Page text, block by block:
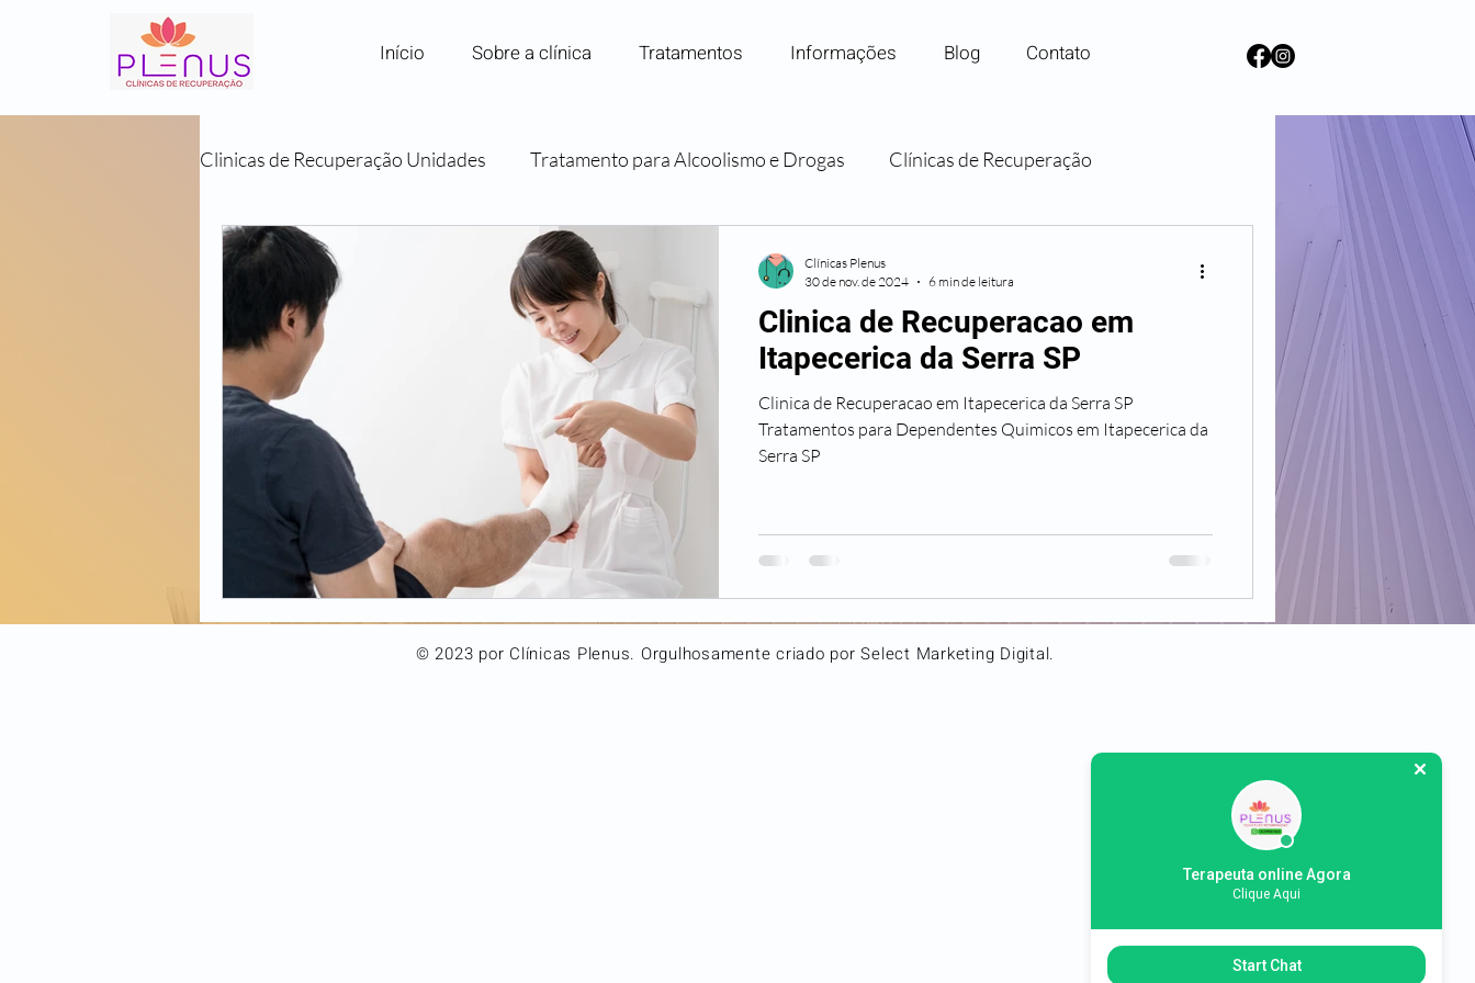
Início Sobre a clínica Tratamentos Informações Blog Contato
Clinicas de Recuperação Unidades Tratamento para Alcoolismo e Drogas Clínicas de Recuperação
Clínicas por Região em SP Internação para Dependência Química
Comunidades Terapêuticas Orientação e Apoio Familiar
Clinica de Recuperacao em
Itapecerica da Serra SP
Clinica de Recuperacao em Itapecerica da Serra SP
Tratamentos para Dependentes Quimicos em Itapecerica da
Serra SP
Clínicas Plenus
30 de nov. de 2024
6 min de leitura
© 2023 por Clínicas Plenus. Orgulhosamente criado por Select Marketing Digital.
Terapeuta online Agora
Clique Aqui
Start Chat